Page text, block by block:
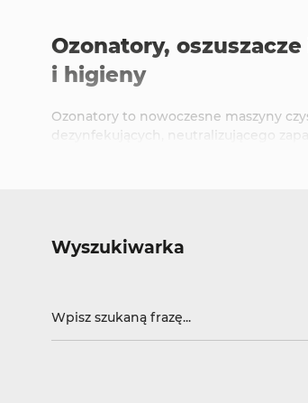
Ozonatory,
i higieny
Ozonatory to nowoczesne maszyny
dezynfekujących, neutralizującego
Zastosowanie
Urządzenia czyszczące w przemyśle
Wyszukiwarka